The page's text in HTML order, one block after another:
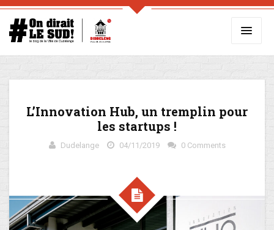
L’Innovation Hub, un tremplin pour
les startups !
Dudelange 04/11/2019 0 Comments